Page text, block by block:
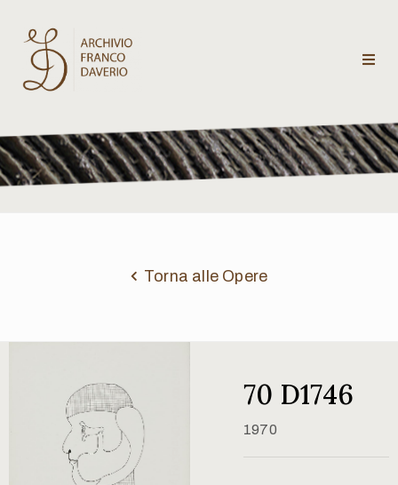
Archivio
Franco
Daverio
critici
Contatti
Torna alle Opere
70 D1746
1970